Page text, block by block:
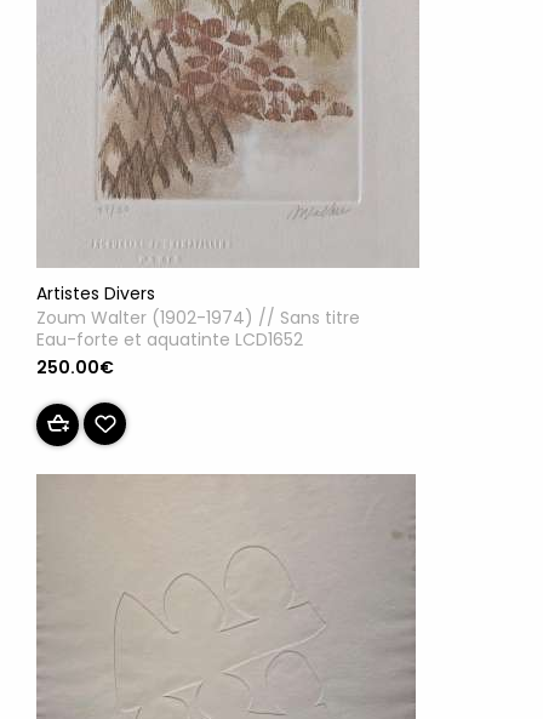
Artistes Divers
Zoum Walter (1902-1974) // Sans titre
Eau-forte et aquatinte LCD1652
250.00€